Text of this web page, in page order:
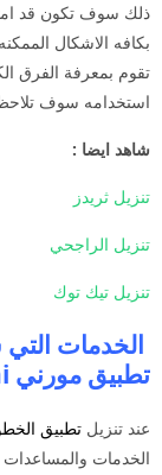
ذلك سوف تكون قد
بكافه الاشكال
استخدامه سوف
شاهد ايضا :
تنزيل ثريدز
تنزيل الراجحي
تنزيل تيك توك
الخدمات
تطبيق مورني Morni
عند تنزيل تطبيق
الخدمات والمساعدات